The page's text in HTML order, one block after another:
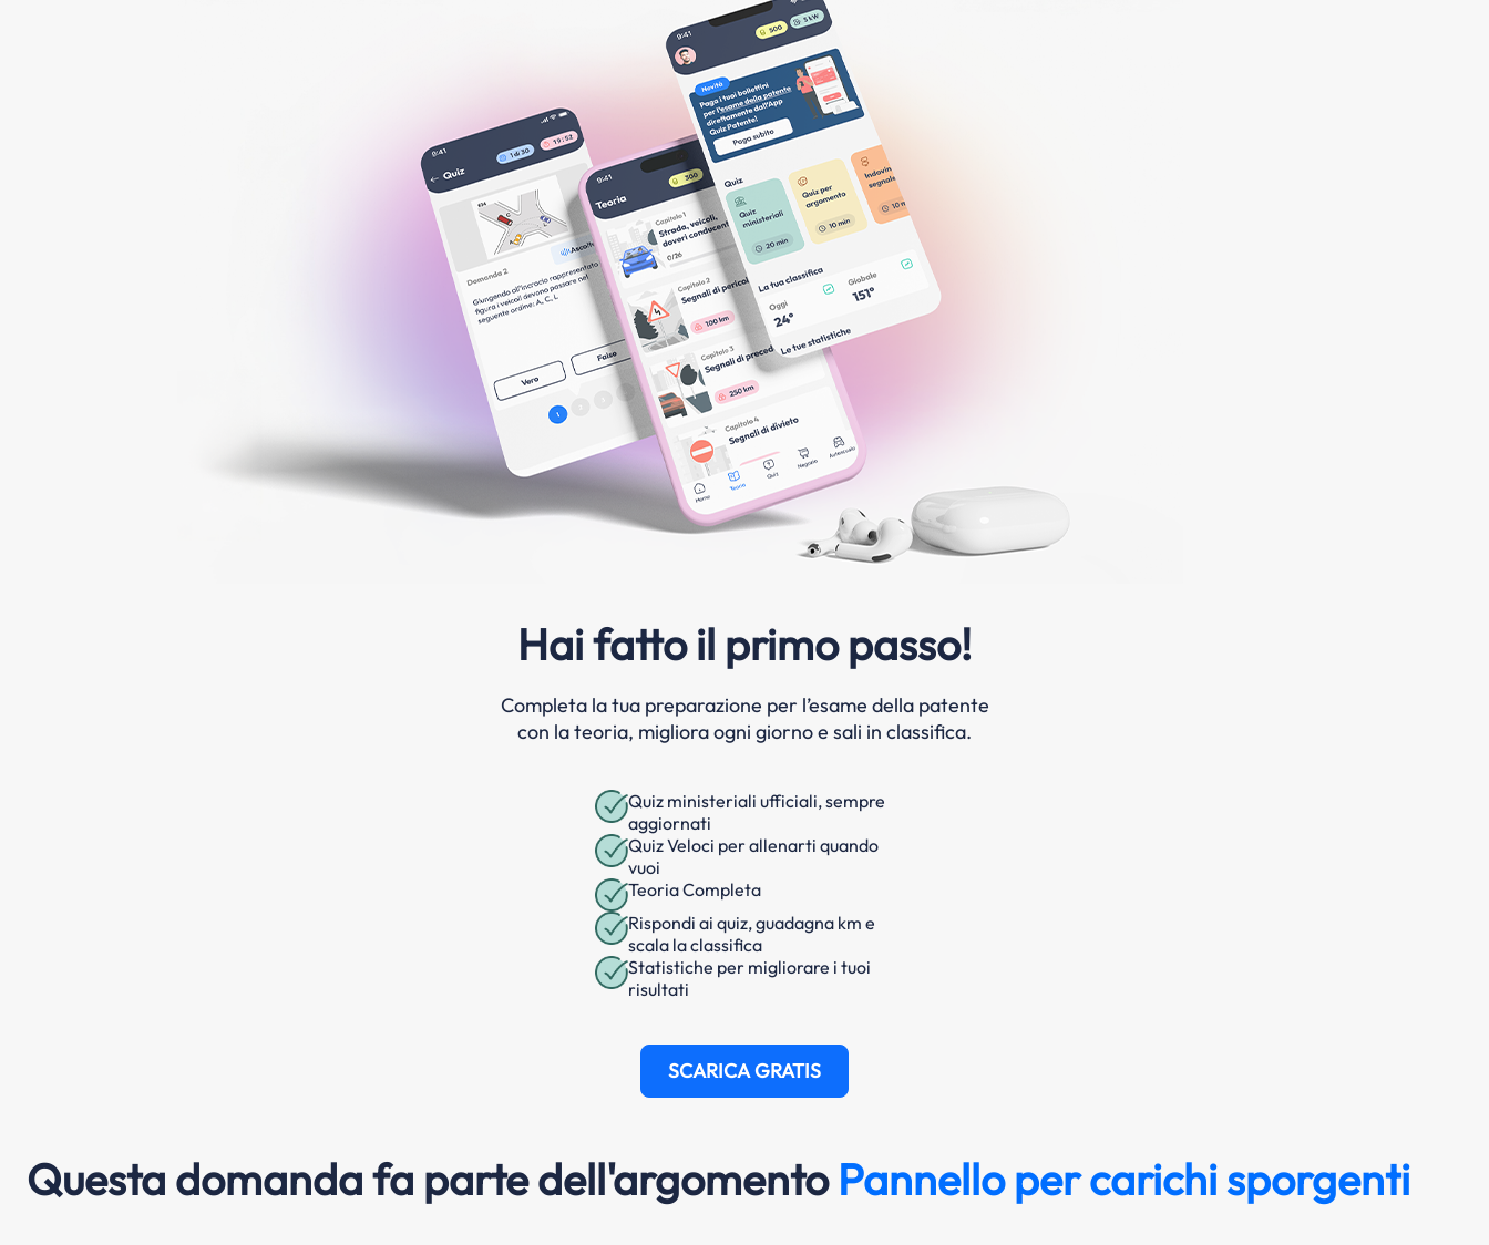
Hai fatto il primo passo!
Completa la tua preparazione per l’esame della patente
con la teoria, migliora ogni giorno e sali in classifica.
Quiz ministeriali ufficiali, sempre
aggiornati
Quiz Veloci per allenarti quando
vuoi
Teoria Completa
Rispondi ai quiz, guadagna km e
scala la classifica
Statistiche per migliorare i tuoi
risultati
SCARICA GRATIS
Questa domanda fa parte dell'argomento Pannello per carichi sporgenti